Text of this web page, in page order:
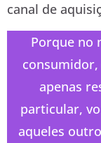
canal de
Porque no
apenas
particular,
aqueles